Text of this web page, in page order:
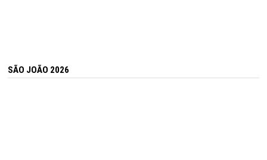
SÃO JOÃO 2026